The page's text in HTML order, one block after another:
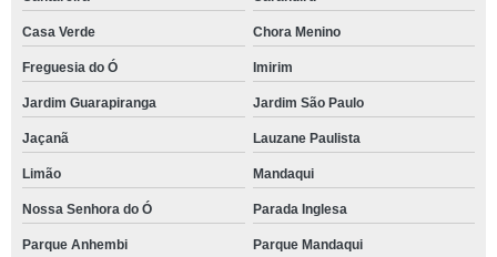
Casa Verde Chora Menino
Freguesia do Ó Imirim
Jardim Guarapiranga Jardim São Paulo
Jaçanã Lauzane Paulista
Limão Mandaqui
Nossa Senhora do Ó Parada Inglesa
Parque Anhembi Parque Mandaqui